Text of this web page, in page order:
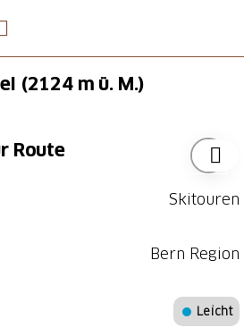
(2124 m ü. M.)
Route
Skitouren
Bern Region
Leicht